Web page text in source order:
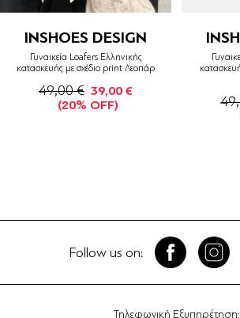
INSHOES DESIGN
Γυναικεία Loafers Ελληνικής
κατασκευής με σχέδιο print Λεοπάρ
49,00 € 39,00 €
(20% OFF)
Follow us on:
Τηλεφωνική Εξυπηρέτηση: